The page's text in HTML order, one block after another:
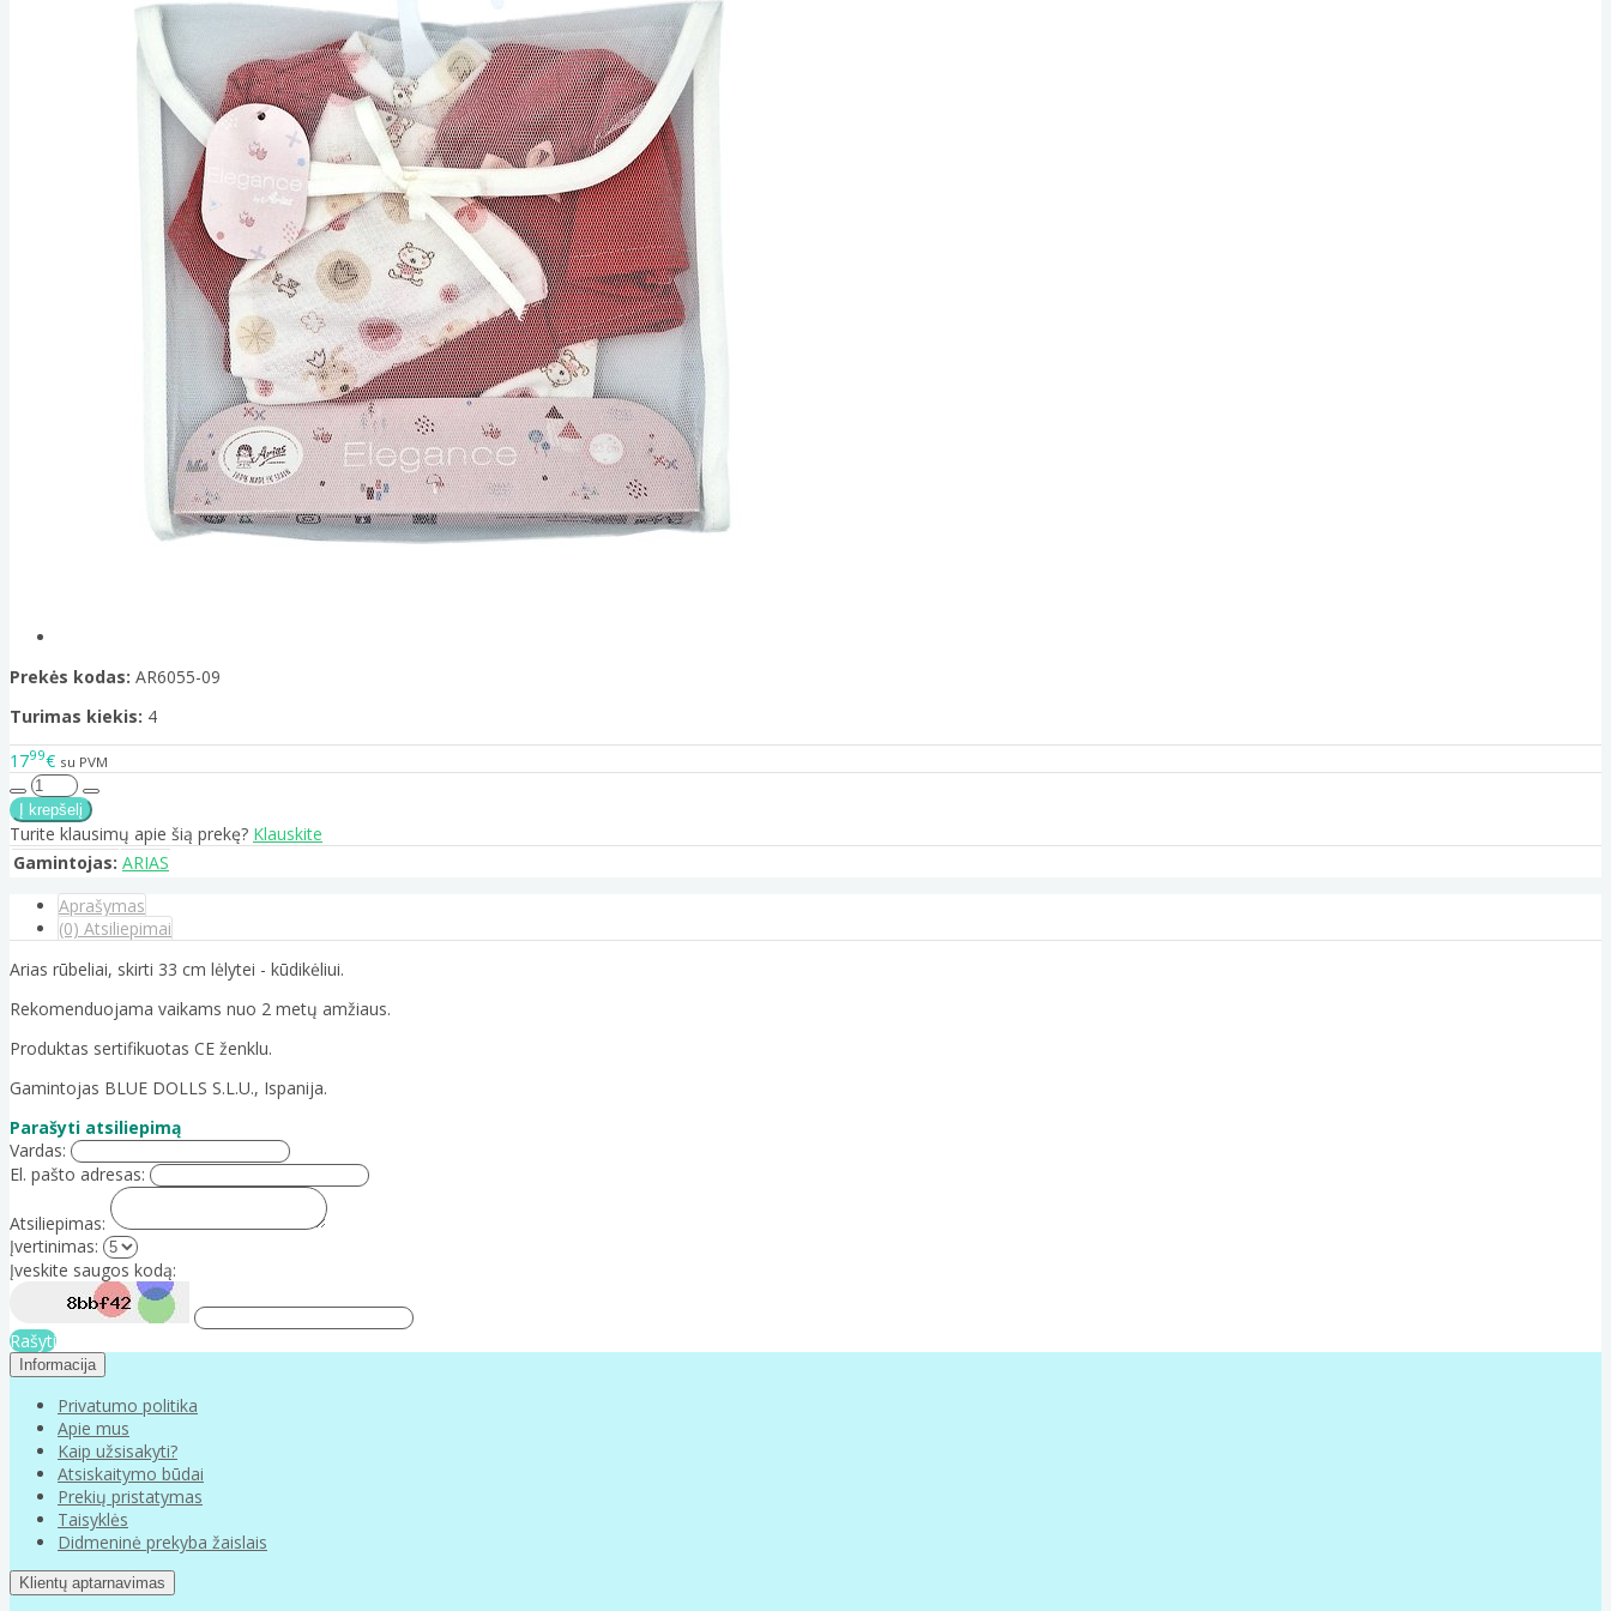
Prekės kodas: AR6055-09
Turimas kiekis: 4
1799€ su PVM
Turite klausimų apie šią prekę? Klauskite
Gamintojas: ARIAS
Aprašymas
(0) Atsiliepimai
Arias rūbeliai, skirti 33 cm lėlytei - kūdikėliui.
Rekomenduojama vaikams nuo 2 metų amžiaus.
Produktas sertifikuotas CE ženklu.
Gamintojas BLUE DOLLS S.L.U., Ispanija.
Parašyti atsiliepimą
Vardas:
El. pašto adresas:
Atsiliepimas:
Įvertinimas:
Įveskite saugos kodą:
Rašyti
Informacija
Privatumo politika
Apie mus
Kaip užsisakyti?
Atsiskaitymo būdai
Prekių pristatymas
Taisyklės
Didmeninė prekyba žaislais
Klientų aptarnavimas